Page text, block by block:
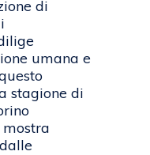
di
umana e
stagione di